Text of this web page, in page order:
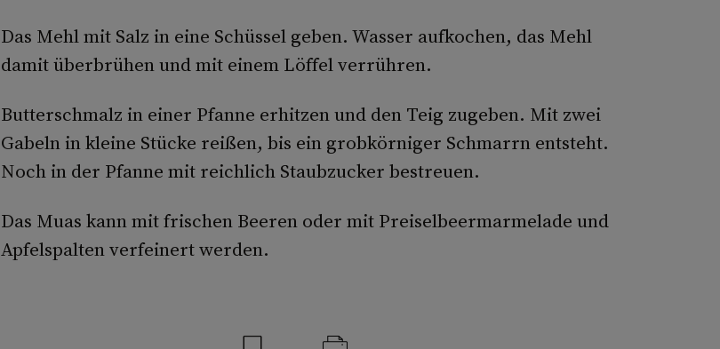
Das Mehl mit Salz in eine Schüssel geben. Wasser aufkochen, das Mehl
damit überbrühen und mit einem Löffel verrühren.
Butterschmalz in einer Pfanne erhitzen und den Teig zugeben. Mit zwei
Gabeln in kleine Stücke reißen, bis ein grobkörniger Schmarrn entsteht.
Noch in der Pfanne mit reichlich Staubzucker bestreuen.
Das Muas kann mit frischen Beeren oder mit Preiselbeermarmelade und
Apfelspalten verfeinert werden.